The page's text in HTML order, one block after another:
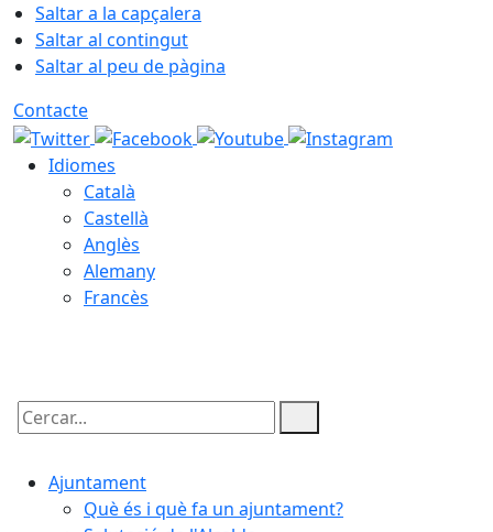
Saltar a la capçalera
Saltar al contingut
Saltar al peu de pàgina
Contacte
Idiomes
Català
Castellà
Anglès
Alemany
Francès
Cercar:
Ajuntament
Què és i què fa un ajuntament?